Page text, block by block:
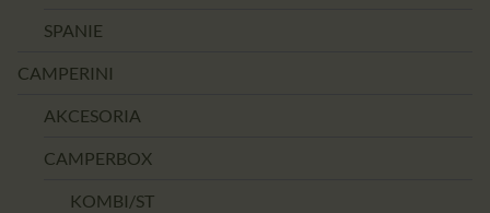
SPANIE
CAMPERINI
AKCESORIA
CAMPERBOX
KOMBI/ST